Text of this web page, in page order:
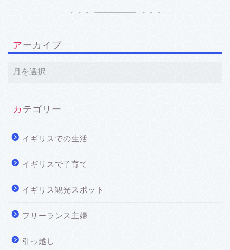
アーカイブ
カテゴリー
イギリスでの生活
イギリスで子育て
イギリス観光スポット
フリーランス主婦
引っ越し